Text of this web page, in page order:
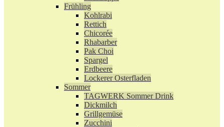
Frühling
Kohlrabi
Rettich
Chicorée
Rhabarber
Pak Choi
Spargel
Erdbeere
Lockerer Osterfladen
Sommer
TAGWERK Sommer Drink
Dickmilch
Grillgemüse
Zucchini